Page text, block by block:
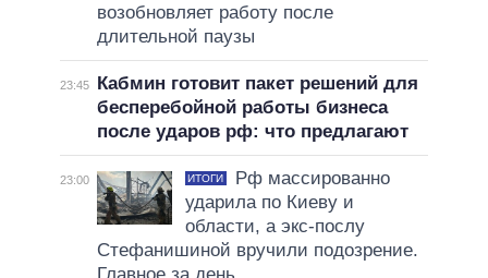
возобновляет работу после
длительной паузы
23:45
Кабмин готовит пакет решений для
бесперебойной работы бизнеса
после ударов рф: что предлагают
23:00 ИТОГИ
Рф массированно
ударила по Киеву и
области, а экс-послу
Стефанишиной вручили подозрение.
Главное за день